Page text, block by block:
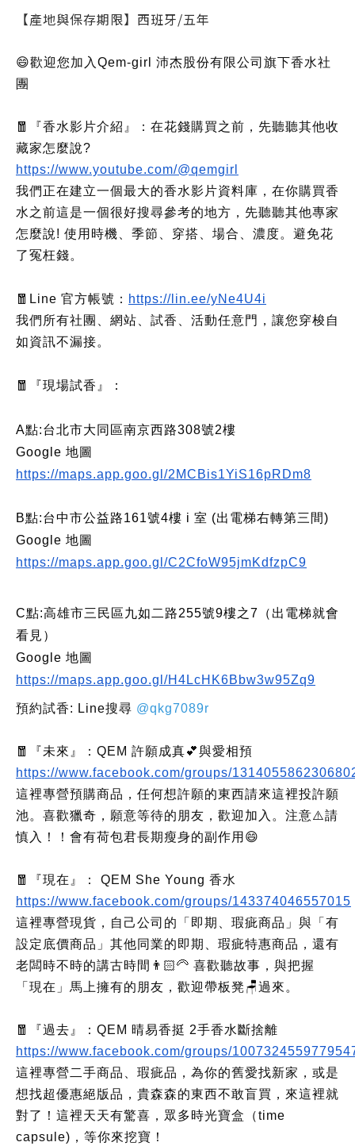
【產地與保存期限】西班牙/五年
😄歡迎您加入Qem-girl 沛杰股份有限公司旗下香水社
團
🧧『香水影片介紹』：在花錢購買之前，先聽聽其他收
藏家怎麼說?
https://www.youtube.com/@qemgirl
我們正在建立一個最大的香水影片資料庫，在你購買香
水之前這是一個很好搜尋參考的地方，先聽聽其他專家
怎麼說! 使用時機、季節、穿搭、場合、濃度。避免花
了冤枉錢。
🧧Line 官方帳號： https://lin.ee/yNe4U4i
我們所有社團、網站、試香、活動任意門，讓您穿梭自
如資訊不漏接。
🧧 『現場試香』：
A點:台北市大同區南京西路308號2樓
Google 地圖
https://maps.app.goo.gl/2MCBis1YiS16pRDm8
B點:台中市公益路161號4樓 i 室 (出電梯右轉第三間)
Google 地圖
https://maps.app.goo.gl/C2CfoW95jmKdfzpC9
C點:高雄市三民區九如二路255號9樓之7（出電梯就會
看見）
Google 地圖
https://maps.app.goo.gl/H4LcHK6Bbw3w95Zq9
預約試香: Line搜尋 @qkg7089r
🧧『未來』：QEM 許願成真💕與愛相預
https://www.facebook.com/groups/
這裡專營預購商品，任何想許願的東西請來這裡投許願
池。喜歡獵奇，願意等待的朋友，歡迎加入。注意⚠️請
慎入！！會有荷包君長期瘦身的副作用😄
🧧『現在』： QEM She Young 香水
https://www.facebook.com/groups/143374046557015
這裡專營現貨，自己公司的「即期、瑕疵商品」與「有
設定底價商品」其他同業的即期、瑕疵特惠商品，還有
老闆時不時的講古時間👨🏻‍🦳 喜歡聽故事，與把握
「現在」馬上擁有的朋友，歡迎帶板凳🪑過來。
🧧『過去』：QEM 晴易香挺 2手香水斷捨離
https://www.facebook.com/groups/
這裡專營二手商品、瑕疵品，為你的舊愛找新家，或是
想找超優惠絕版品，貴森森的東西不敢盲買，來這裡就
對了！這裡天天有驚喜，眾多時光寶盒（time
capsule)，等你來挖寶！